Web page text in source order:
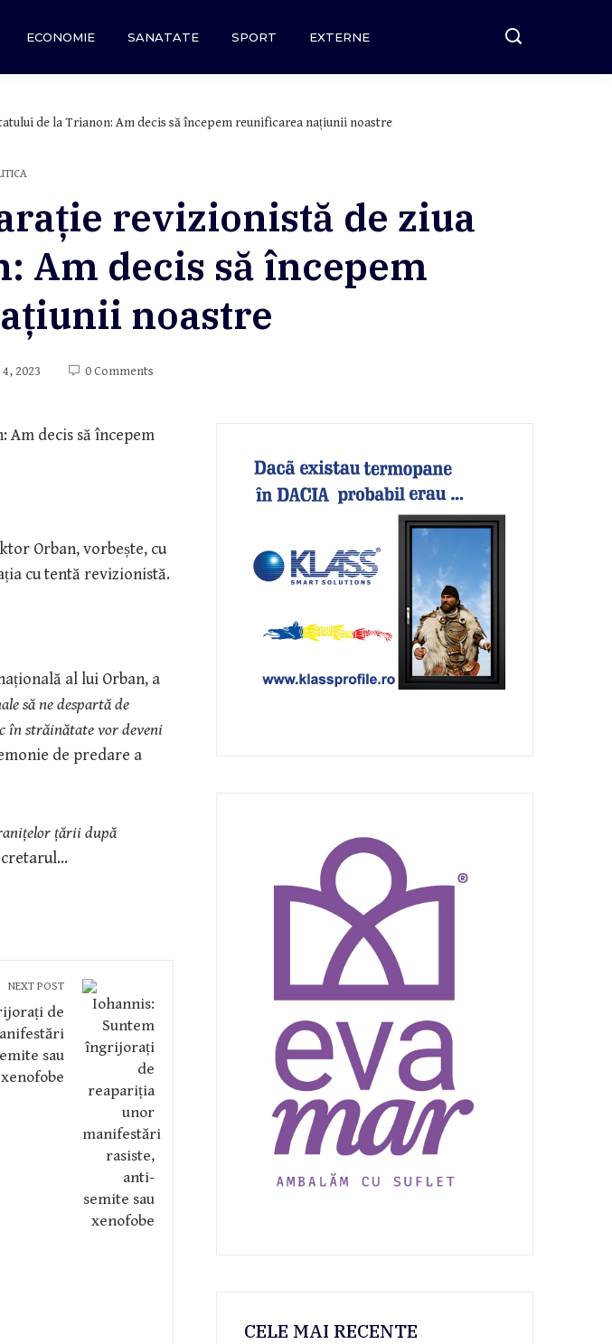
ECONOMIE SANATATE SPORT EXTERNE
de la Trianon: Am decis să începem reunificarea națiunii noastre
revizionistă de ziua
Am decis să începem
noastre
2023 0 Comments
Orban, vorbește, cu
cu tentă revizionistă.
al lui Orban, a
să ne despartă de
în străinătate vor deveni
de predare a
țării după
NEXT POST
de
sau
xenofobe
CELE MAI RECENTE